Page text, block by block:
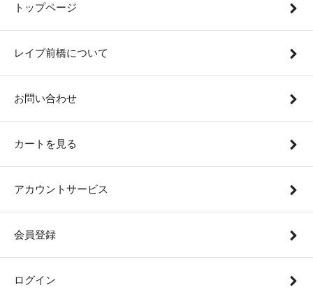
トップページ
レイブ前橋について
お問い合わせ
カートを見る
アカウントサービス
会員登録
ログイン